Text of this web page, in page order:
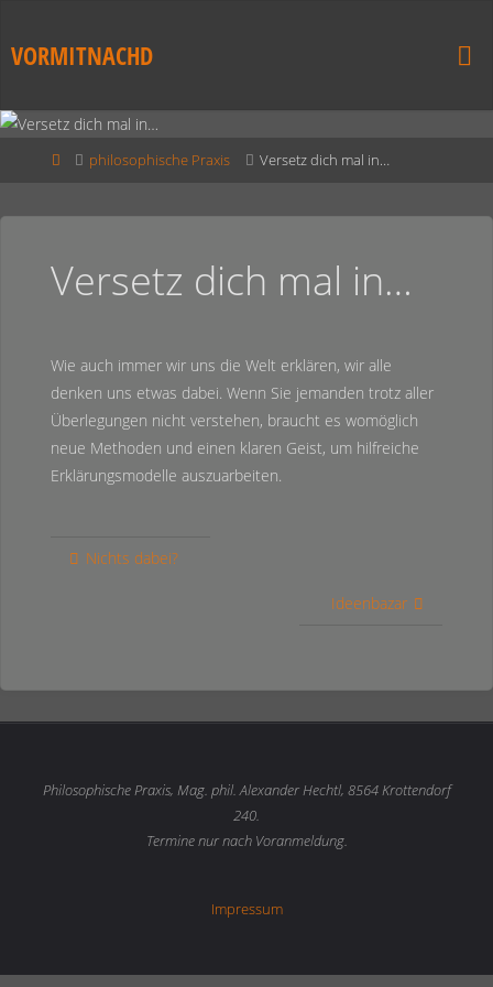
VORMITNACHD
philosophische Praxis Versetz dich mal in…
Versetz dich mal in…
Wie auch immer wir uns die Welt erklären, wir alle
denken uns etwas dabei. Wenn Sie jemanden trotz aller
Überlegungen nicht verstehen, braucht es womöglich
neue Methoden und einen klaren Geist, um hilfreiche
Erklärungsmodelle auszuarbeiten.
Nichts dabei?
Ideenbazar
Philosophische Praxis, Mag. phil. Alexander Hechtl, 8564 Krottendorf
240.
Termine nur nach Voranmeldung.
Impressum